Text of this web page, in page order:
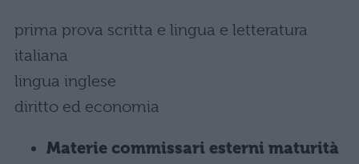
prima prova scritta e lingua e letteratura
italiana
lingua inglese
diritto ed economia
Materie commissari esterni maturità